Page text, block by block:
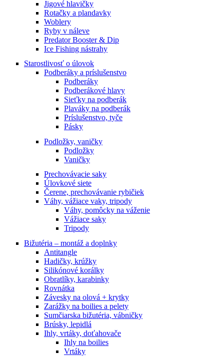
Jigové hlavičky
Rotačky a plandavky
Woblery
Ryby v náleve
Predator Booster & Dip
Ice Fishing nástrahy
Starostlivosť o úlovok
Podberáky a príslušenstvo
Podberáky
Podberákové hlavy
Sieťky na podberák
Plaváky na podberák
Príslušenstvo, tyče
Pásky
Podložky, vaničky
Podložky
Vaničky
Prechovávacie saky
Úlovkové siete
Čerene, prechovávanie rybičiek
Váhy, vážiace vaky, tripody
Váhy, pomôcky na váženie
Vážiace saky
Tripody
Bižutéria – montáž a doplnky
Antitangle
Hadičky, krúžky
Silikónové korálky
Obratlíky, karabinky
Rovnátka
Závesky na olová + krytky
Zarážky na boilies a pelety
Sumčiarska bižutéria, vábničky
Brúsky, lepidlá
Ihly, vrtáky, doťahovače
Ihly na boilies
Vrtáky